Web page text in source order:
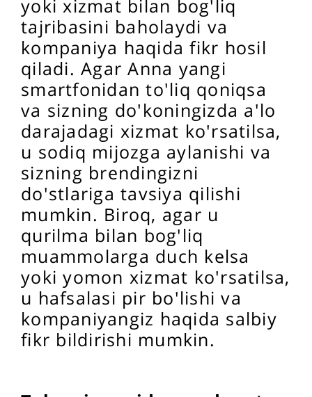
yoki xizmat bilan bog'liq
tajribasini baholaydi va
kompaniya haqida fikr hosil
qiladi. Agar Anna yangi
smartfonidan to'liq qoniqsa
va sizning do'koningizda a'lo
darajadagi xizmat ko'rsatilsa,
u sodiq mijozga aylanishi va
sizning brendingizni
do'stlariga tavsiya qilishi
mumkin. Biroq, agar u
qurilma bilan bog'liq
muammolarga duch kelsa
yoki yomon xizmat ko'rsatilsa,
u hafsalasi pir bo'lishi va
kompaniyangiz haqida salbiy
fikr bildirishi mumkin.